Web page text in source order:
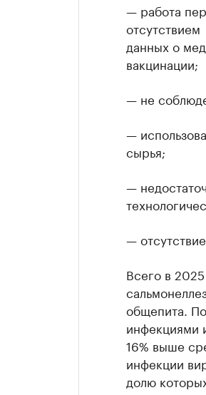
— работа
отсутствием
данных о
вакцинации;
— не
—
сырья;
—
—
Всего в
общепита.
инфекциями
16% выше
инфекции
долю